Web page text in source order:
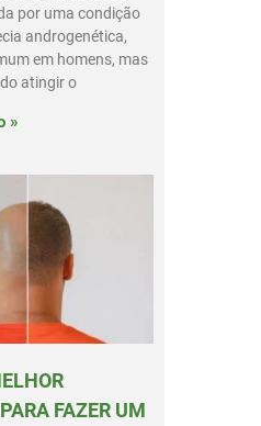
por uma condição
androgenética,
em homens, mas
atingir o
»
FAZER UM